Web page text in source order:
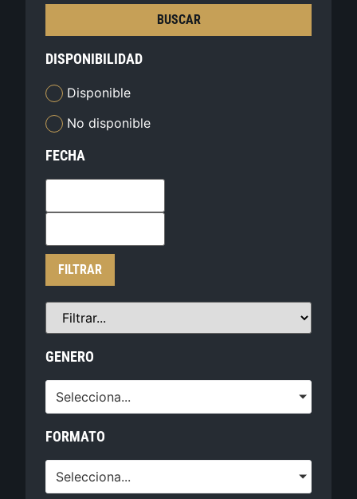
BUSCAR
DISPONIBILIDAD
Disponible
No disponible
FECHA
FILTRAR
GENERO
Selecciona...
FORMATO
Selecciona...